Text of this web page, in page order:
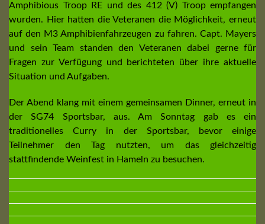
Amphibious Troop RE und des 412 (V) Troop empfangen
wurden. Hier hatten die Veteranen die Möglichkeit, erneut
auf den M3 Amphibienfahrzeugen zu fahren. Capt. Mayers
und sein Team standen den Veteranen dabei gerne für
Fragen zur Verfügung und berichteten über ihre aktuelle
Situation und Aufgaben.
Der Abend klang mit einem gemeinsamen Dinner, erneut in
der SG74 Sportsbar, aus. Am Sonntag gab es ein
traditionelles Curry in der Sportsbar, bevor einige
Teilnehmer den Tag nutzten, um das gleichzeitig
stattfindende Weinfest in Hameln zu besuchen.